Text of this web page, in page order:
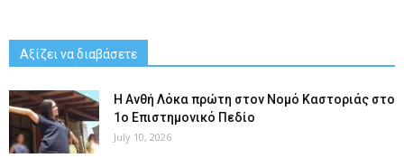
Αξίζει να διαβάσετε
Η Ανθή Λόκα πρώτη στον Νομό Καστοριάς στο
1ο Επιστημονικό Πεδίο
July 10, 2026